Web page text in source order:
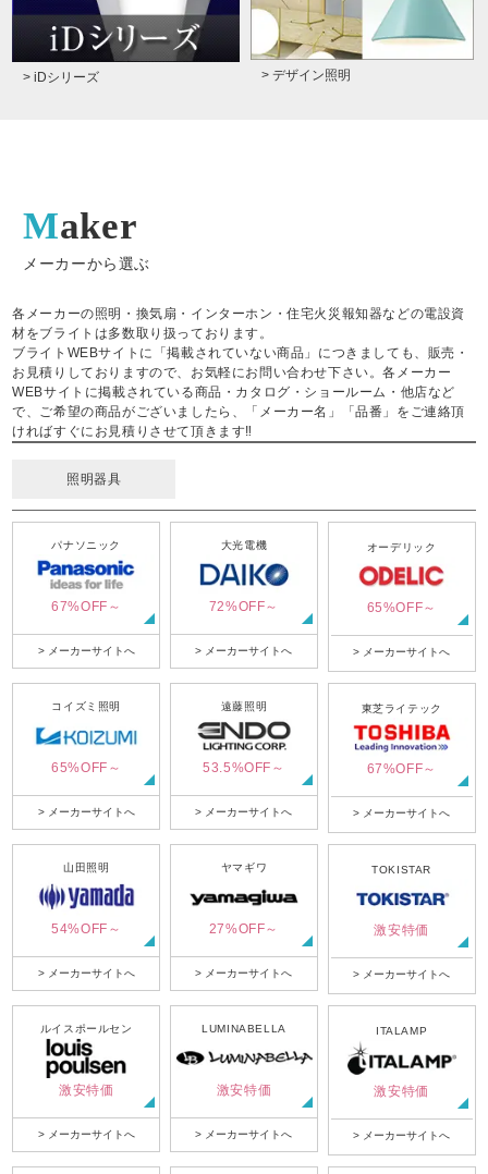
> iDシリーズ > デザイン照明
Maker
メーカーから選ぶ
各メーカーの照明・換気扇・インターホン・住宅火災報知器などの電設資
材をブライトは多数取り扱っております。
ブライトWEBサイトに「掲載されていない商品」につきましても、販売・
お見積りしておりますので、お気軽にお問い合わせ下さい。各メーカー
WEBサイトに掲載されている商品・カタログ・ショールーム・他店など
で、ご希望の商品がございましたら、「メーカー名」「品番」をご連絡頂
ければすぐにお見積りさせて頂きます‼
照明器具
パナソニック
67%OFF～
> メーカーサイトへ
大光電機
72%OFF～
> メーカーサイトへ
オーデリック
65%OFF～
> メーカーサイトへ
コイズミ照明
65%OFF～
> メーカーサイトへ
遠藤照明
53.5%OFF～
> メーカーサイトへ
東芝ライテック
67%OFF～
> メーカーサイトへ
山田照明
54%OFF～
> メーカーサイトへ
ヤマギワ
27%OFF～
> メーカーサイトへ
TOKISTAR
激安特価
> メーカーサイトへ
ルイスポールセン
激安特価
> メーカーサイトへ
LUMINABELLA
激安特価
> メーカーサイトへ
ITALAMP
激安特価
> メーカーサイトへ